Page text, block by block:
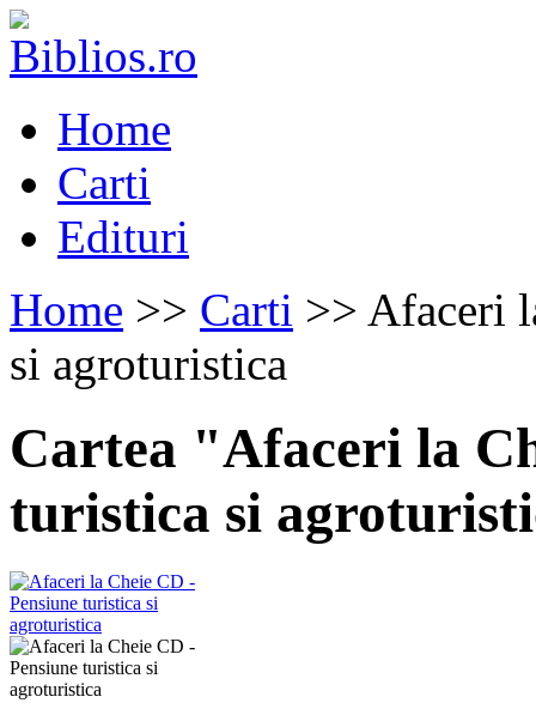
Home
Carti
Edituri
Home >> Carti >> Afaceri
si agroturistica
Cartea "Afaceri la
turistica si